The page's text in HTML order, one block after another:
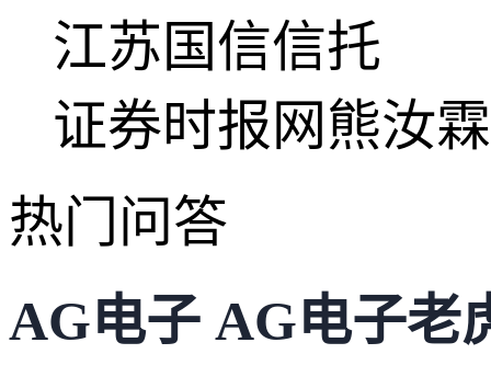
江苏国信信托
证券时报网熊汝霖
热门问答
AG电子 AG电子老